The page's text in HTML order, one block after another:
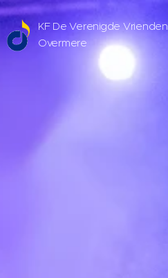
KF De Verenigde Vrienden
Overmere